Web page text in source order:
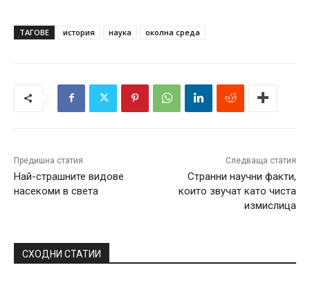
ТАГОВЕ история наука околна среда
Предишна статия
Най-страшните видове
насекоми в света
Следваща статия
Странни научни факти,
които звучат като чиста
измислица
СХОДНИ СТАТИИ